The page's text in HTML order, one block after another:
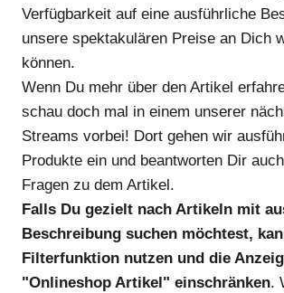
Verfügbarkeit auf eine ausführliche
unsere spektakulären Preise an Dich
können.
Wenn Du mehr über den Artikel
schau doch mal in einem unserer
Streams vorbei! Dort gehen wir
Produkte ein und beantworten Dir
Fragen zu dem Artikel.
Falls Du gezielt nach Artikeln mit
Beschreibung suchen möchtest,
Filterfunktion nutzen und die
"Onlineshop Artikel" einschränken.